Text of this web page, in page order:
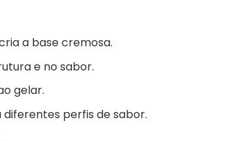
a base cremosa.
e no sabor.
gelar.
perfis de sabor.